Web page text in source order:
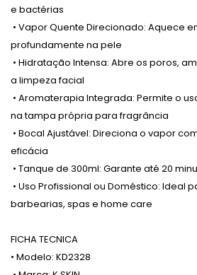
e bactérias
• Vapor Quente Direcionado: Aquece
profundamente na pele
• Hidratação Intensa: Abre os poros,
a limpeza facial
• Aromaterapia Integrada: Permite o
na tampa própria para fragrância
• Bocal Ajustável: Direciona o vapor
eficácia
• Tanque de 300ml: Garante até 20
• Uso Profissional ou Doméstico: Ideal
barbearias, spas e home care
FICHA TECNICA
• Modelo: KD2328